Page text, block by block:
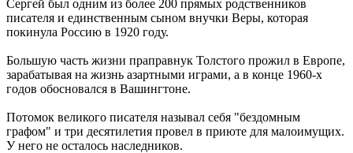
Сергей был одним из более 200 прямых родственников
писателя и единственным сыном внучки Веры, которая
покинула Россию в 1920 году.
Большую часть жизни праправнук Толстого прожил в Европе,
зарабатывая на жизнь азартными играми, а в конце 1960-х
годов обосновался в Вашингтоне.
Потомок великого писателя называл себя "бездомным
графом" и три десятилетия провел в приюте для малоимущих.
У него не осталось наследников.